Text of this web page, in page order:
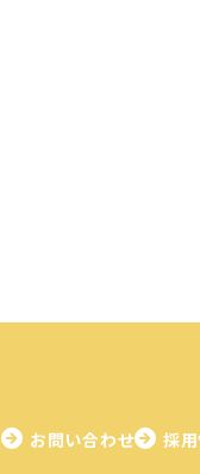
お問い合わせ 採